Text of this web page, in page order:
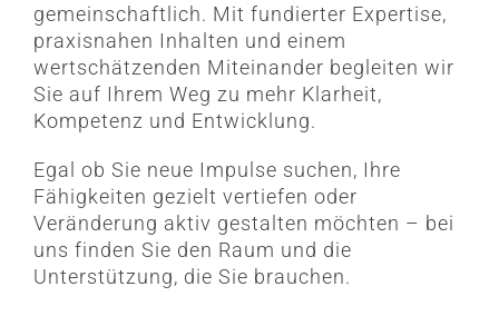
gemeinschaftlich. Mit fundierter Expertise,
praxisnahen Inhalten und einem
wertschätzenden Miteinander begleiten wir
Sie auf Ihrem Weg zu mehr Klarheit,
Kompetenz und Entwicklung.
Egal ob Sie neue Impulse suchen, Ihre
Fähigkeiten gezielt vertiefen oder
Veränderung aktiv gestalten möchten – bei
uns finden Sie den Raum und die
Unterstützung, die Sie brauchen.